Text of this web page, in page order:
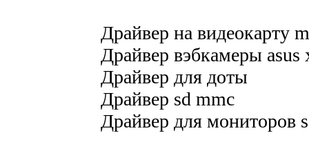
Драйвер на видеокарту
Драйвер вэбкамеры
Драйвер для доты
Драйвер sd mmc
Драйвер для мониторов